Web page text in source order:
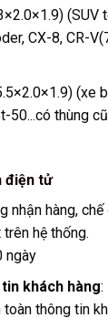
(SUV
CX-8, CR-
(xe
50...có thùng
điện tử
nhận hàng,
hệ thống.
ngày
khách hàng:
thông tin